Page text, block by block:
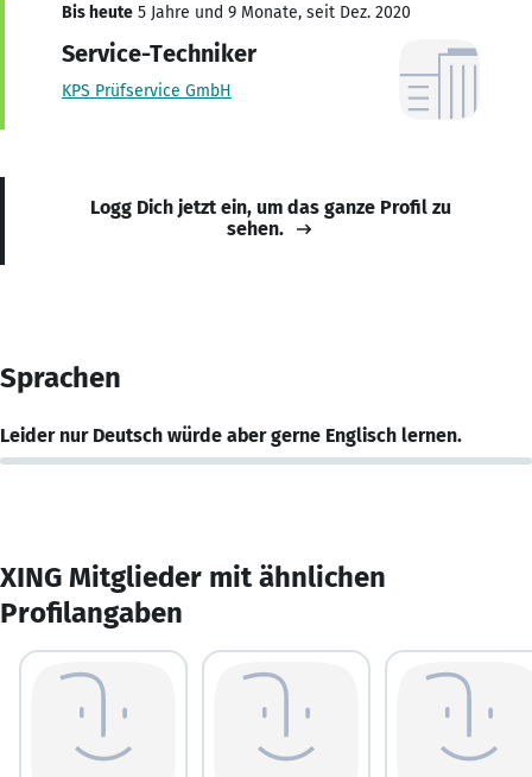
Bis heute 5 Jahre und 9 Monate, seit Dez. 2020
Service-Techniker
KPS Prüfservice GmbH
Logg Dich jetzt ein, um das ganze Profil zu
sehen.
Sprachen
Leider nur Deutsch würde aber gerne Englisch lernen.
XING Mitglieder mit ähnlichen
Profilangaben